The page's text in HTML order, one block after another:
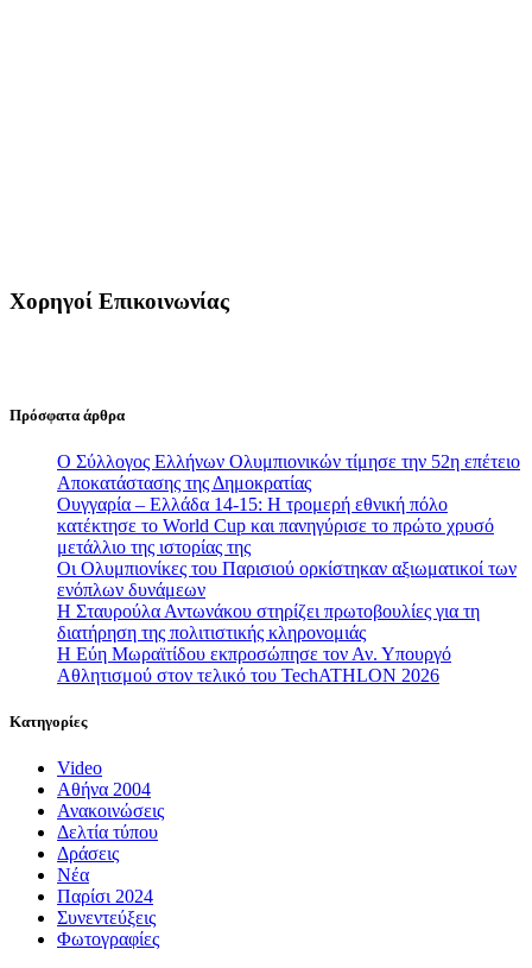
Χορηγοί Επικοινωνίας
Πρόσφατα άρθρα
Ο Σύλλογος Ελλήνων Ολυμπιονικών τίμησε την 52η επέτειο
Αποκατάστασης της Δημοκρατίας
Ουγγαρία – Ελλάδα 14-15: Η τρομερή εθνική πόλο
κατέκτησε το World Cup και πανηγύρισε το πρώτο χρυσό
μετάλλιο της ιστορίας της
Οι Ολυμπιονίκες του Παρισιού ορκίστηκαν αξιωματικοί των
ενόπλων δυνάμεων
Η Σταυρούλα Αντωνάκου στηρίζει πρωτοβουλίες για τη
διατήρηση της πολιτιστικής κληρονομιάς
Η Εύη Μωραϊτίδου εκπροσώπησε τον Αν. Υπουργό
Αθλητισμού στον τελικό του TechATHLON 2026
Κατηγορίες
Video
Αθήνα 2004
Ανακοινώσεις
Δελτία τύπου
Δράσεις
Νέα
Παρίσι 2024
Συνεντεύξεις
Φωτογραφίες